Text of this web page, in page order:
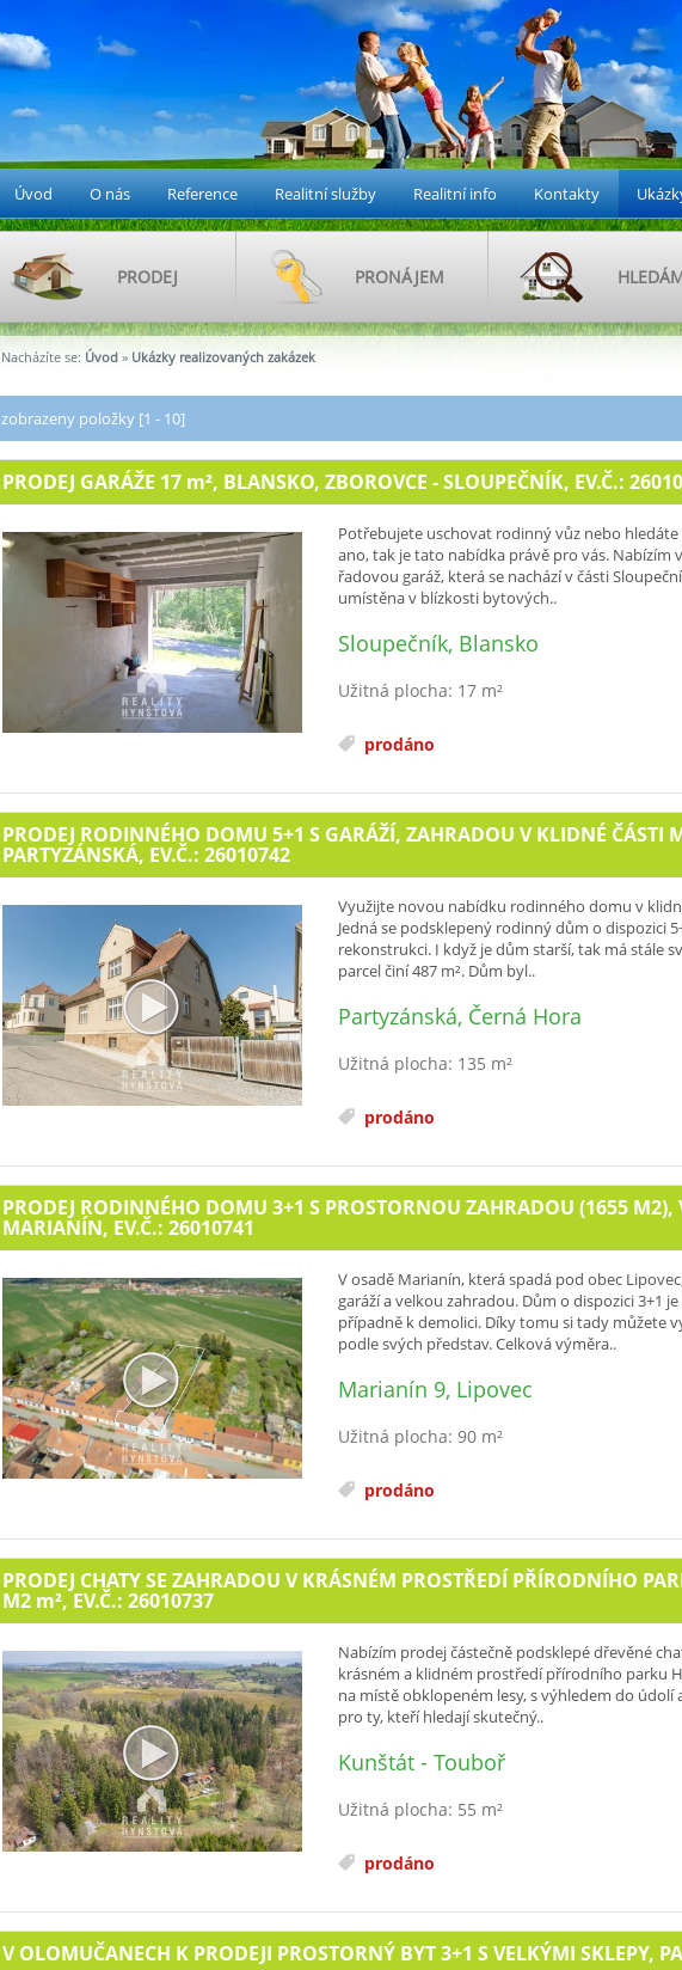
Úvod O nás Reference Realitní služby Realitní info Kontakty
PRODEJ PRONÁJEM
Nacházíte se: Úvod » Ukázky realizovaných zakázek
zobrazeny položky [1 - 10]
PRODEJ GARÁŽE 17 m², BLANSKO, ZBOROVCE - SLOUPEČNÍK, EV.Č.:
Potřebujete uschovat rodinný vůz nebo
ano, tak je tato nabídka právě pro vás. Nabízím
řadovou garáž, která se nachází v části
umístěna v blízkosti bytových..
Sloupečník, Blansko
Užitná plocha: 17 m²
prodáno
PRODEJ RODINNÉHO DOMU 5+1 S GARÁŽÍ, ZAHRADOU V KLIDNÉ ČÁSTI
PARTYZÁNSKÁ, EV.Č.: 26010742
Využijte novou nabídku rodinného domu v
Jedná se podsklepený rodinný dům o dispozici
rekonstrukci. I když je dům starší, tak má stále
parcel činí 487 m². Dům byl..
Partyzánská, Černá Hora
Užitná plocha: 135 m²
prodáno
PRODEJ RODINNÉHO DOMU 3+1 S PROSTORNOU ZAHRADOU (1655 M2),
MARIANÍN, EV.Č.: 26010741
V osadě Marianín, která spadá pod obec
garáží a velkou zahradou. Dům o dispozici 3+1
případně k demolici. Díky tomu si tady můžete
podle svých představ. Celková výměra..
Marianín 9, Lipovec
Užitná plocha: 90 m²
prodáno
PRODEJ CHATY SE ZAHRADOU V KRÁSNÉM PROSTŘEDÍ PŘÍRODNÍHO
M2 m², EV.Č.: 26010737
Nabízím prodej částečně podsklepé dřevěné
krásném a klidném prostředí přírodního parku
na místě obklopeném lesy, s výhledem do
pro ty, kteří hledají skutečný..
Kunštát - Touboř
Užitná plocha: 55 m²
prodáno
V OLOMUČANECH K PRODEJI PROSTORNÝ BYT 3+1 S VELKÝMI SKLEPY,